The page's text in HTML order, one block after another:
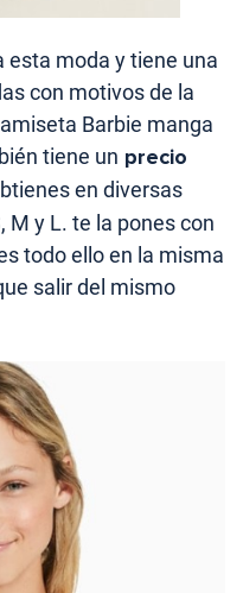
esta moda y tiene una
con motivos de la
Barbie manga
tiene un precio
en diversas
M y L. te la pones con
todo ello en la misma
salir del mismo